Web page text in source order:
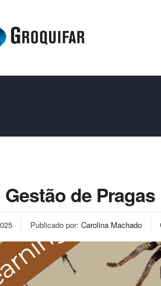
de
Publicado por: Carolina Machado